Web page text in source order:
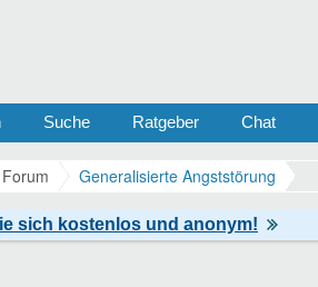
Suche Ratgeber Chat
Generalisierte Angststörung